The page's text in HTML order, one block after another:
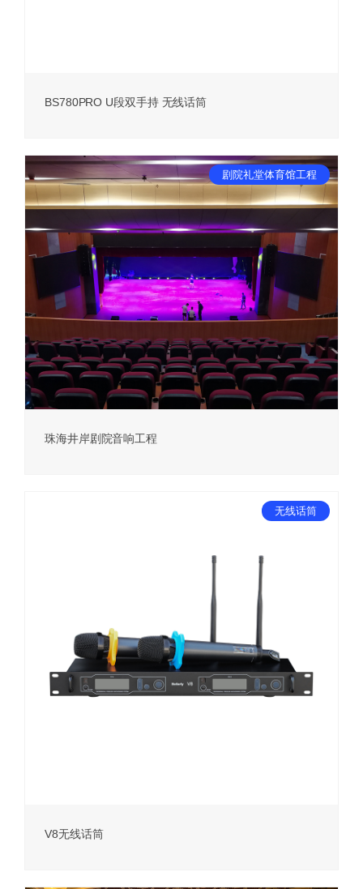
BS780PRO U段双手持 无线话筒
剧院礼堂体育馆工程
珠海井岸剧院音响工程
无线话筒
V8无线话筒